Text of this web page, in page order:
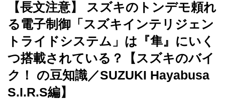
【長文注意】 スズキのトンデモ頼れ
る電子制御「スズキインテリジェン
トライドシステム」は『隼』にいく
つ搭載されている？【スズキのバイ
ク！ の豆知識／SUZUKI Hayabusa
S.I.R.S編】